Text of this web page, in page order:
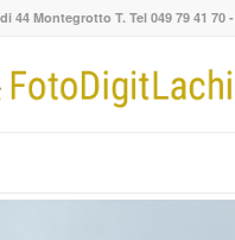
44 Montegrotto T. Tel 049 79 41 70